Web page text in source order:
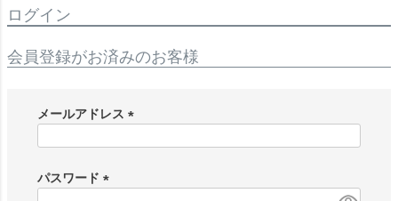
ログイン
会員登録がお済みのお客様
メールアドレス
)
パスワード